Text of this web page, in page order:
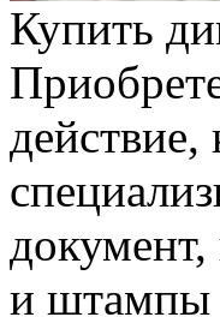
Купить
и штампы